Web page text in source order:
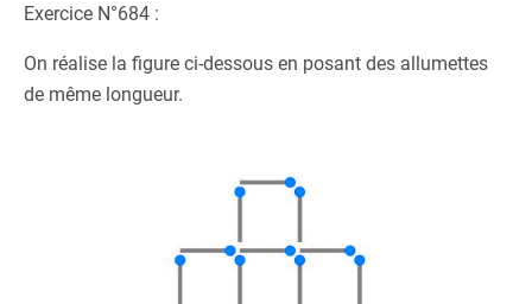
Exercice N°684 :
On réalise la figure ci-dessous en posant des allumettes
de même longueur.